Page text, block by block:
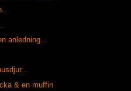
anledning...
& en muffin